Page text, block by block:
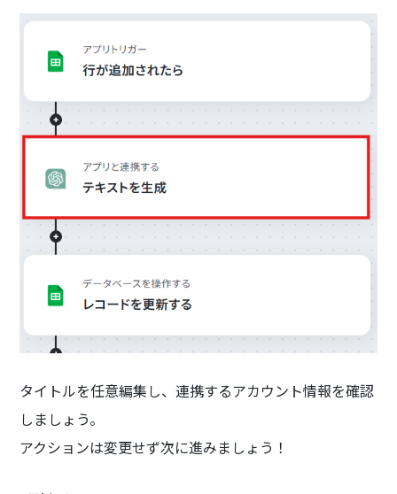
タイトルを任意編集し、連携するアカウント情報を確認
しましょう。
アクションは変更せず次に進みましょう！